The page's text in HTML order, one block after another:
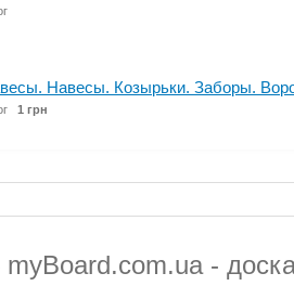
Навесы. Козырьки. Заборы.
1 грн
myBoard.com.ua -